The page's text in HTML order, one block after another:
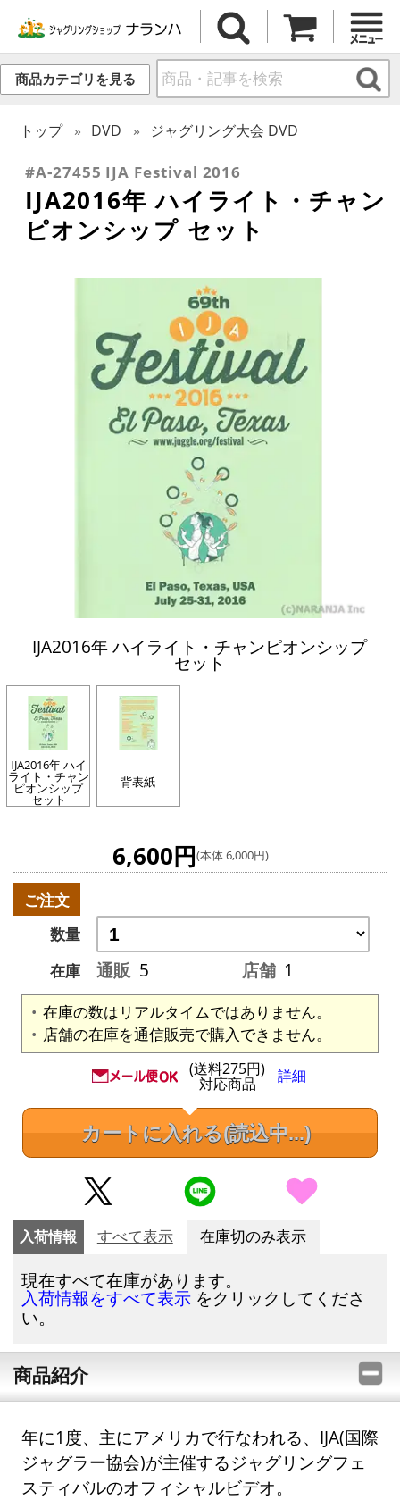
商品カテゴリを見る
トップ DVD ジャグリング大会 DVD
#A-27455 IJA Festival 2016
IJA2016年 ハイライト・チャン
ピオンシップ セット
IJA2016年 ハイライト・チャンピオンシップ
セット
IJA2016年 ハイ
ライト・チャン
ピオンシップ
セット
背表紙
6,600円(本体 6,000円)
ご注文
数量
在庫
通販 5 店舗 1
在庫の数はリアルタイムではありません。
店舗の在庫を通信販売で購入できません。
(送料275円)
対応商品 詳細
カートに入れる(読込中...)
入荷情報 すべて表示 在庫切のみ表示
現在すべて在庫があります。
入荷情報をすべて表示 をクリックしてくださ
い。
商品紹介
年に1度、主にアメリカで行なわれる、IJA(国際
ジャグラー協会)が主催するジャグリングフェ
スティバルのオフィシャルビデオ。